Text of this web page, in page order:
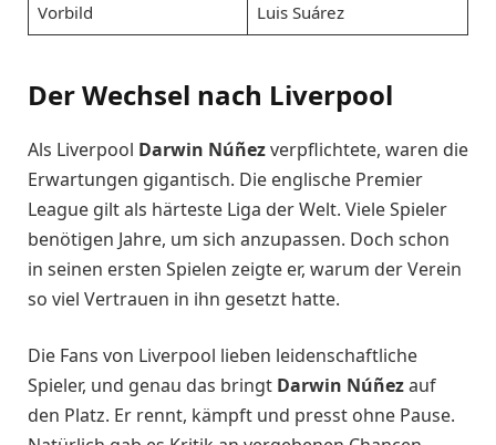
Vorbild
Luis Suárez
Der Wechsel nach Liverpool
Als Liverpool Darwin Núñezverpflichtete, waren die
Erwartungen gigantisch. Die englische Premier
League gilt als härteste Liga der Welt. Viele Spieler
benötigen Jahre, um sich anzupassen. Doch schon
in seinen ersten Spielen zeigte er, warum der Verein
so viel Vertrauen in ihn gesetzt hatte.
Die Fans von Liverpool lieben leidenschaftliche
Spieler, und genau das bringt Darwin Núñezauf
den Platz. Er rennt, kämpft und presst ohne Pause.